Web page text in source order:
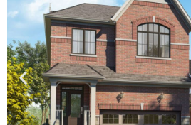
实用链接
加拿大房地产网站
大多伦多教育网站
大多伦多医疗机构